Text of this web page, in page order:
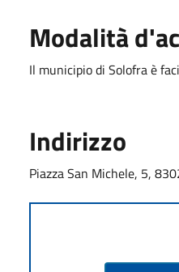
Modalità
Il municipio di Solofra è
Indirizzo
Piazza San Michele, 5,